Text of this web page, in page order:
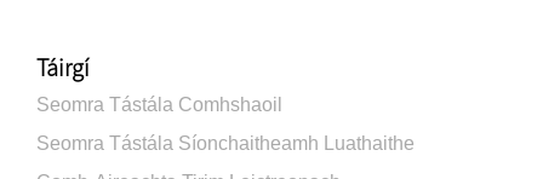
Táirgí
Seomra Tástála Comhshaoil
Seomra Tástála Síonchaitheamh Luathaithe